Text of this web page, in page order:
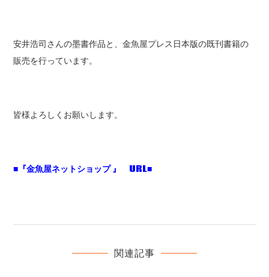
安井浩司さんの墨書作品と、金魚屋プレス日本版の既刊書籍の
販売を行っています。
皆様よろしくお願いします。
■『金魚屋ネットショップ 』 URL■
関連記事